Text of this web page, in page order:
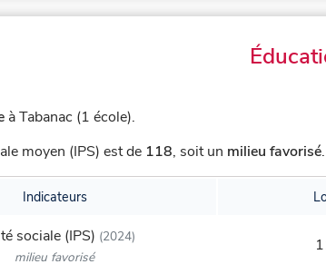
à Tabanac (1 école).
moyen (IPS) est de 118, soit un milieu favorisé.
Indicateurs
sociale (IPS) (2024)
milieu favorisé